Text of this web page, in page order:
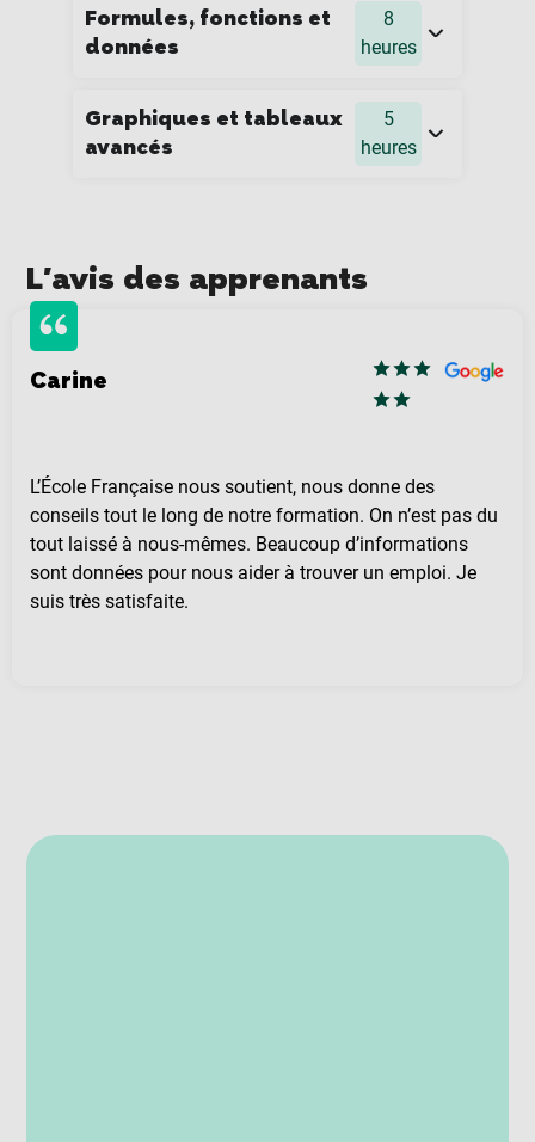
Formules, fonctions et
données
8
heures
Graphiques et tableaux
avancés
5
heures
L'avis des apprenants
Carine
L’École Française nous soutient, nous donne des
conseils tout le long de notre formation. On n’est pas du
tout laissé à nous-mêmes. Beaucoup d’informations
sont données pour nous aider à trouver un emploi. Je
suis très satisfaite.